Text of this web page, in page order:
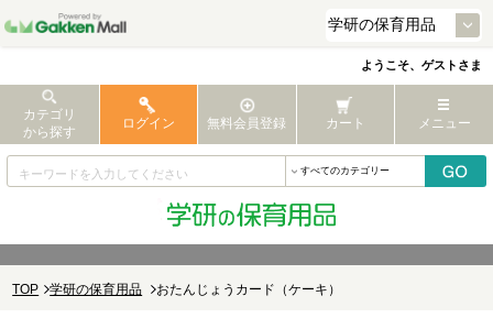
ようこそ、ゲストさま
カテゴリ
から探す
ログイン 無料会員登録 カート メニュー
TOP 学研の保育用品 おたんじょうカード（ケーキ）